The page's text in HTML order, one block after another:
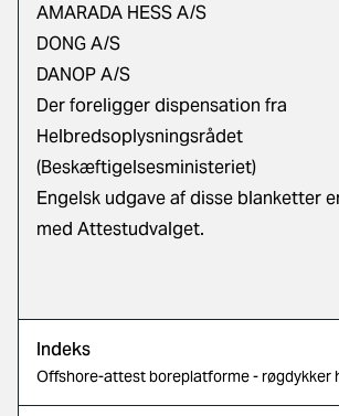
AMARADA HESS A/S
DONG A/S
DANOP A/S
Der foreligger dispensation fra
Helbredsoplysningsrådet
(Beskæftigelsesministeriet)
Engelsk udgave af disse blanketter
med Attestudvalget.
Indeks
Offshore-attest boreplatforme - røgdykker